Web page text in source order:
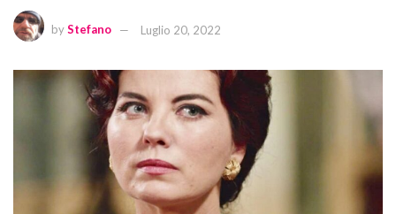
byStefano Luglio 20, 2022